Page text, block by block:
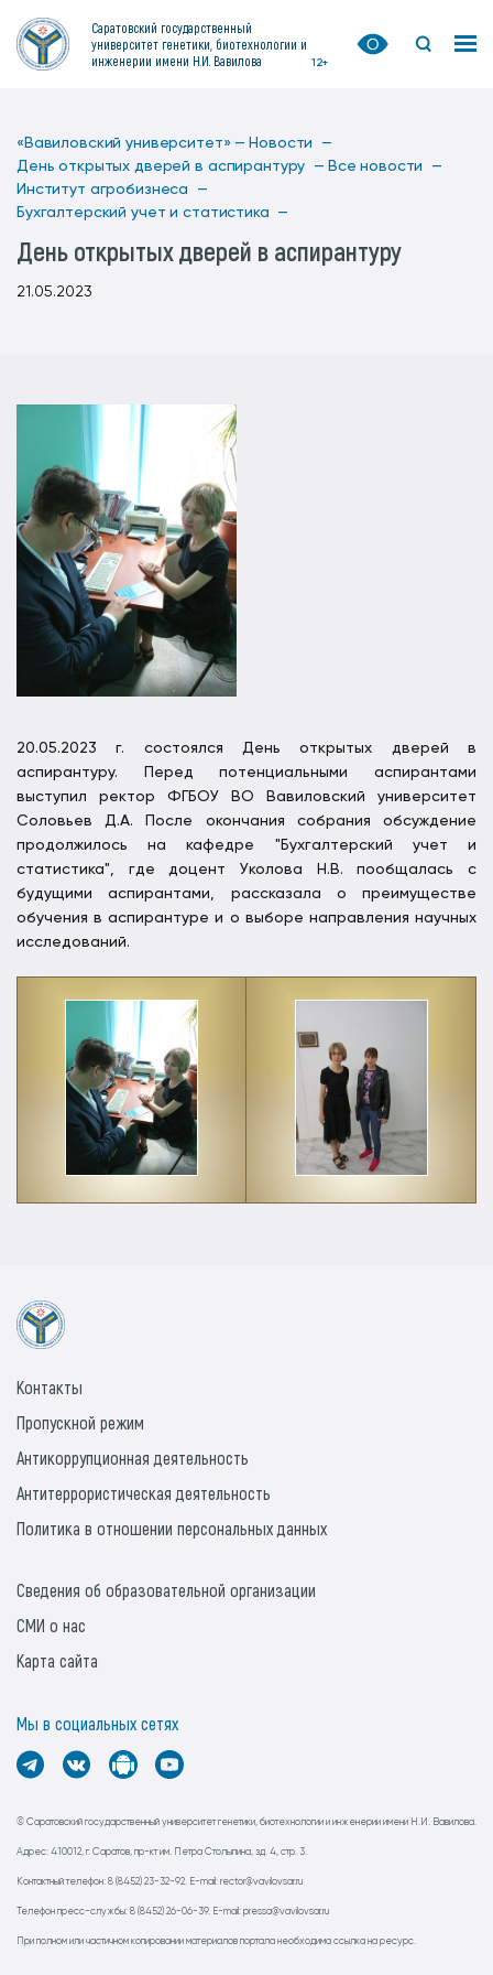
Саратовский государственный
университет генетики, биотехнологии и
инженерии имени Н.И. Вавилова
12+
«Вавиловский университет» — Новости —
День открытых дверей в аспирантуру — Все новости —
Институт агробизнеса —
Бухгалтерский учет и статистика —
День открытых дверей в аспирантуру
21.05.2023
20.05.2023 г. состоялся День открытых дверей в
аспирантуру. Перед потенциальными аспирантами
выступил ректор ФГБОУ ВО Вавиловский университет
Соловьев Д.А. После окончания собрания обсуждение
продолжилось на кафедре "Бухгалтерский учет и
статистика", где доцент Уколова Н.В. пообщалась с
будущими аспирантами, рассказала о преимуществе
обучения в аспирантуре и о выборе направления научных
исследований.
© Саратовский государственный университет генетики, биотехнологии и инженерии имени Н.И. Вавилова.
Адрес: 410012, г. Саратов, пр-кт им. Петра Столыпина, зд. 4, стр. 3.
Контактный телефон: 8 (8452) 23-32-92. E-mail: rector@vavilovsar.ru
Телефон пресс-службы: 8 (8452) 26-06-39. E-mail: pressa@vavilovsar.ru
При полном или частичном копировании материалов портала необходима ссылка на ресурс.
Контакты
Пропускной режим
Антикоррупционная деятельность
Антитеррористическая деятельность
Политика в отношении персональных данных
Сведения об образовательной организации
СМИ о нас
Карта сайта
Мы в социальных сетях